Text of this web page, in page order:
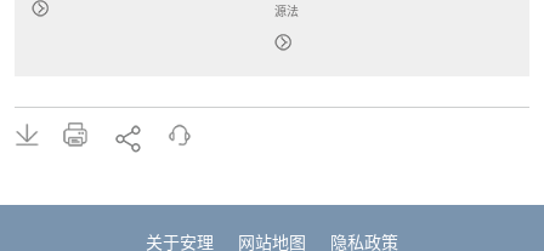
源法
关于安理 网站地图 隐私政策